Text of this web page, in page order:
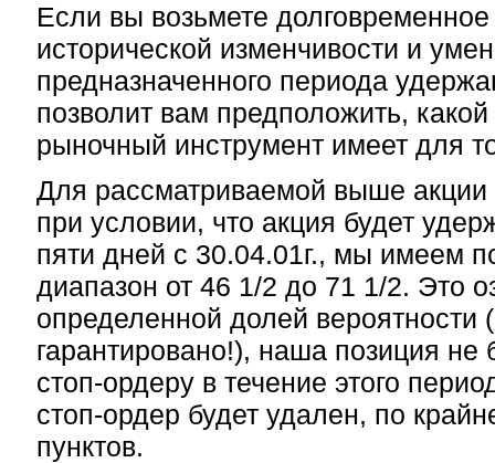
Если вы возьмете долговременное
исторической изменчивости и
предназначенного периода
позволит вам предположить,
рыночный инструмент имеет для
Для рассматриваемой выше
при условии, что акция будет
пяти дней с 30.04.01г., мы имеем
диапазон от 46 1/2 до 71 1/2. Это
определенной долей вероятности
гарантировано!), наша позиция не
стоп-ордеру в течение этого
стоп-ордер будет удален, по
пунктов.